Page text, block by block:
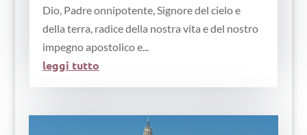
Dio, Padre onnipotente, Signore del cielo e
della terra, radice della nostra vita e del nostro
impegno apostolico e...
leggi tutto